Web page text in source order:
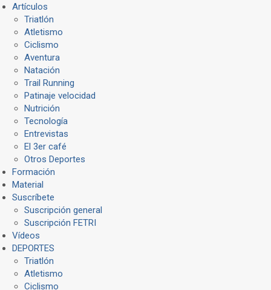
Artículos
Triatlón
Atletismo
Ciclismo
Aventura
Natación
Trail Running
Patinaje velocidad
Nutrición
Tecnología
Entrevistas
El 3er café
Otros Deportes
Formación
Material
Suscríbete
Suscripción general
Suscripción FETRI
Vídeos
DEPORTES
Triatlón
Atletismo
Ciclismo